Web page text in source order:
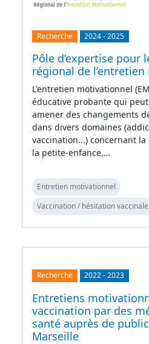
Recherche 2024-2025
Pôle d’expertise pour
régional de
L'entretien motivationnel
éducative probante qui
amener des changements
dans divers domaines
vaccination...) concernant
la petite-enfance,…
Entretien motivationnel
Vaccination / hésitation vaccinale
Recherche 2022-2023
Entretiens
vaccination par des
santé auprès de
Marseille